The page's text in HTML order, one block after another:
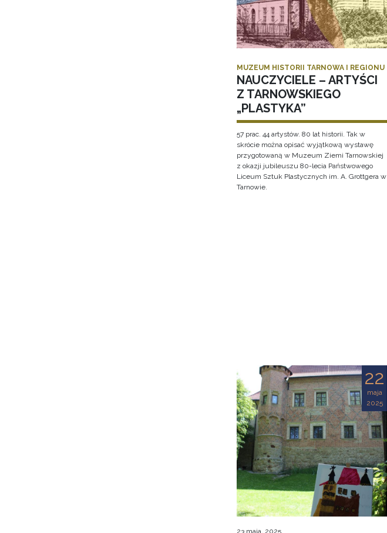
MUZEUM HISTORII TARNOWA I REGIONU
NAUCZYCIELE – ARTYŚCI
Z TARNOWSKIEGO
„PLASTYKA”
57 prac. 44 artystów. 80 lat historii. Tak w
skrócie można opisać wyjątkową wystawę
przygotowaną w Muzeum Ziemi Tarnowskiej
z okazji jubileuszu 80-lecia Państwowego
Liceum Sztuk Plastycznych im. A. Grottgera w
Tarnowie.
22
maja
2025
23 maja, 2025